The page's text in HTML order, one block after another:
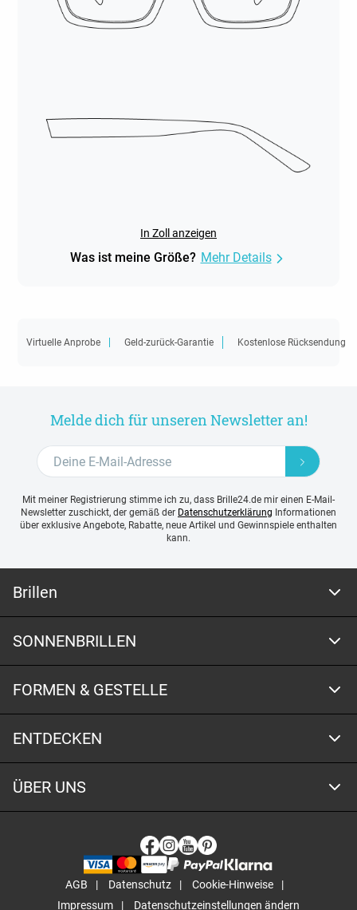
In Zoll anzeigen
Was ist meine Größe? Mehr Details
Virtuelle Anprobe Geld-zurück-Garantie Kostenlose Rücksendung
Melde dich für unseren Newsletter an!
Mit meiner Registrierung stimme ich zu, dass Brille24.de mir einen E-Mail-
Newsletter zuschickt, der gemäß der Datenschutzerklärung Informationen
über exklusive Angebote, Rabatte, neue Artikel und Gewinnspiele enthalten
kann.
Brillen
SONNENBRILLEN
FORMEN & GESTELLE
ENTDECKEN
ÜBER UNS
AGB Datenschutz
Cookie-Hinweise
Impressum
Datenschutzeinstellungen ändern